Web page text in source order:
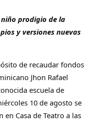
prodigio de la
y versiones nuevas
de recaudar fondos
Jhon Rafael
escuela de
10 de agosto se
en Casa de Teatro a las